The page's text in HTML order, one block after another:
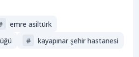
emre asiltürk
# kayapınar şehir hastanesi